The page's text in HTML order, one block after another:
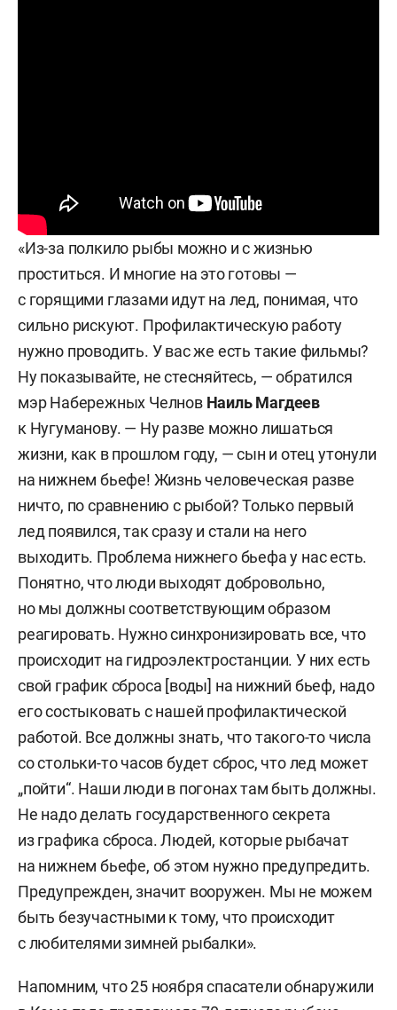
«Из-за полкило рыбы можно и с жизнью
проститься. И многие на это готовы —
с горящими глазами идут на лед, понимая, что
сильно рискуют. Профилактическую работу
нужно проводить. У вас же есть такие фильмы?
Ну показывайте, не стесняйтесь, — обратился
мэр Набережных Челнов Наиль Магдеев
к Нугуманову. — Ну разве можно лишаться
жизни, как в прошлом году, — сын и отец утонули
на нижнем бьефе! Жизнь человеческая разве
ничто, по сравнению с рыбой? Только первый
лед появился, так сразу и стали на него
выходить. Проблема нижнего бьефа у нас есть.
Понятно, что люди выходят добровольно,
но мы должны соответствующим образом
реагировать. Нужно синхронизировать все, что
происходит на гидроэлектростанции. У них есть
свой график сброса [воды] на нижний бьеф, надо
его состыковать с нашей профилактической
работой. Все должны знать, что такого-то числа
со стольки-то часов будет сброс, что лед может
„пойти“. Наши люди в погонах там быть должны.
Не надо делать государственного секрета
из графика сброса. Людей, которые рыбачат
на нижнем бьефе, об этом нужно предупредить.
Предупрежден, значит вооружен. Мы не можем
быть безучастными к тому, что происходит
с любителями зимней рыбалки».
Напомним, что 25 ноября спасатели обнаружили